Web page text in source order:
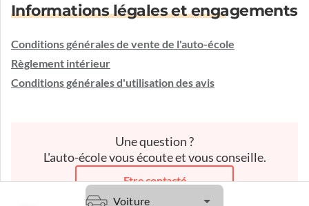
Informations légales et engagements
Conditions générales de vente de l'auto-école
Règlement intérieur
Conditions générales d'utilisation des avis
Une question ?
L'auto-école vous écoute et vous conseille.
Etre contacté
Voiture